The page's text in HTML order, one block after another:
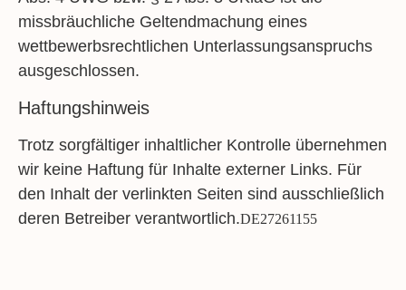
missbräuchliche Geltendmachung eines
wettbewerbsrechtlichen Unterlassungsanspruchs
ausgeschlossen.
Haftungshinweis
Trotz sorgfältiger inhaltlicher Kontrolle übernehmen
wir keine Haftung für Inhalte externer Links. Für
den Inhalt der verlinkten Seiten sind ausschließlich
deren Betreiber verantwortlich.DE27261155